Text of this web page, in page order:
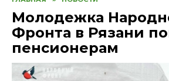
Молодежка
Фронта в Рязани
пенсионерам